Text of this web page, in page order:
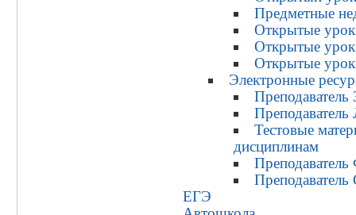
Предметные
Открытые
Открытые
Открытые
Электронные
Тестовые
дисциплинам
ЕГЭ